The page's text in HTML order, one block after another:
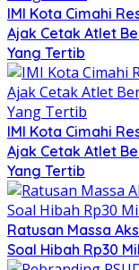
IMI Kota Cimahi
Ajak Cetak Atlet
Yang Tertib
IMI Kota Cimahi
Ajak Cetak Atlet
Yang Tertib
Ratusan Massa
Soal Hibah Rp30